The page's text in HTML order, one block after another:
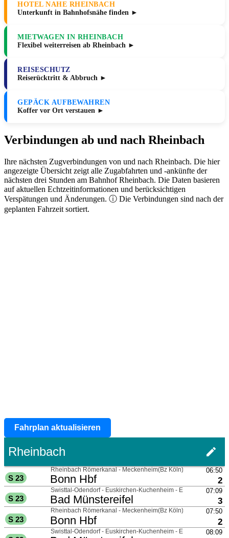
HOTEL NAHE RHEINBACH
Unterkunft in Bahnhofsnähe finden ►
MIETWAGEN IN RHEINBACH
Flexibel weiterreisen ab Rheinbach ►
REISESCHUTZ
Reiserücktritt & Abbruch ►
GEPÄCK AUFBEWAHREN
Koffer vor Ort verstauen ►
Verbindungen ab und nach Rheinbach
Ihre nächsten Zugverbindungen von und nach Rheinbach. Die hier
angezeigte Übersicht zeigt alle Zugabfahrten und -ankünfte der
nächsten drei Stunden am Bahnhof Rheinbach. Die Daten basieren
auf aktuellen Echtzeitinformationen und berücksichtigen
Verspätungen und Änderungen. ⓘ Die Verbindungen sind nach der
geplanten Fahrzeit sortiert.
Fahrplan aktualisieren